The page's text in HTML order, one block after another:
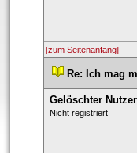
[zum Seitenanfang]
Re: Ich mag
Gelöschter Nutzer
Nicht registriert